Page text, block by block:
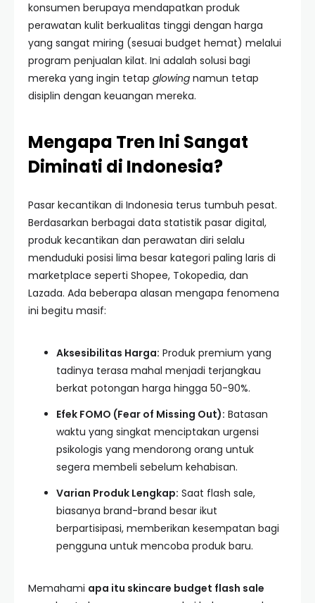
konsumen berupaya mendapatkan produk
perawatan kulit berkualitas tinggi dengan harga
yang sangat miring (sesuai budget hemat) melalui
program penjualan kilat. Ini adalah solusi bagi
mereka yang ingin tetap glowing namun tetap
disiplin dengan keuangan mereka.
Mengapa Tren Ini Sangat
Diminati di Indonesia?
Pasar kecantikan di Indonesia terus tumbuh pesat.
Berdasarkan berbagai data statistik pasar digital,
produk kecantikan dan perawatan diri selalu
menduduki posisi lima besar kategori paling laris di
marketplace seperti Shopee, Tokopedia, dan
Lazada. Ada beberapa alasan mengapa fenomena
ini begitu masif:
Aksesibilitas Harga: Produk premium yang
tadinya terasa mahal menjadi terjangkau
berkat potongan harga hingga 50-90%.
Efek FOMO (Fear of Missing Out): Batasan
waktu yang singkat menciptakan urgensi
psikologis yang mendorong orang untuk
segera membeli sebelum kehabisan.
Varian Produk Lengkap: Saat flash sale,
biasanya brand-brand besar ikut
berpartisipasi, memberikan kesempatan bagi
pengguna untuk mencoba produk baru.
Memahami apa itu skincare budget flash sale